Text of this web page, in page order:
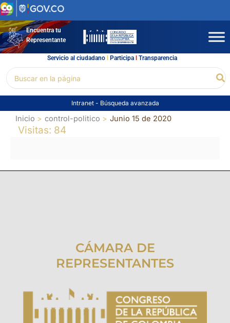
Ir
al
contenidoEncuentra tu
Representante
Servicio al ciudadano l Participal Transparencia
por:
Intranet - Búsqueda avanzada
Inicio control-politico Junio 15 de 2020
Visitas: 84
CÁMARA DE
REPRESENTANTES